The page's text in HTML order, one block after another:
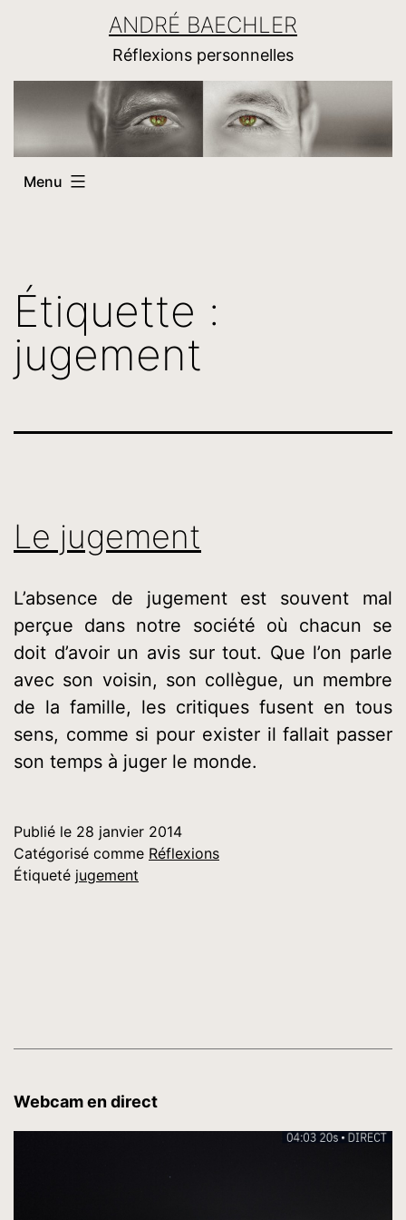
ANDRÉ BAECHLER
Réflexions personnelles
Menu
Étiquette :
jugement
Le jugement
L’absence de jugement est souvent mal
perçue dans notre société où chacun se
doit d’avoir un avis sur tout. Que l’on parle
avec son voisin, son collègue, un membre
de la famille, les critiques fusent en tous
sens, comme si pour exister il fallait passer
son temps à juger le monde.
Publié le 28 janvier 2014
Catégorisé comme Réflexions
Étiqueté jugement
Webcam en direct